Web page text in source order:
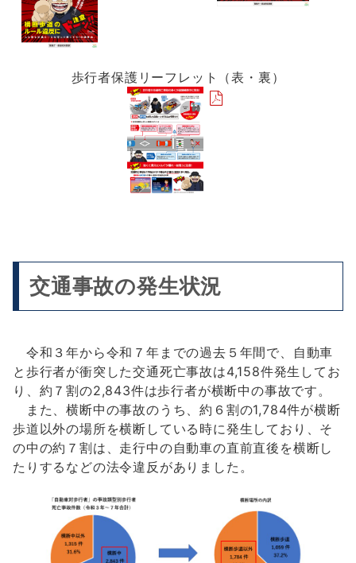
歩行者保護リーフレット（表・裏）
交通事故の発生状況
令和３年から令和７年までの過去５年間で、自動車
と歩行者が衝突した交通死亡事故は4,158件発生してお
り、約７割の2,843件は歩行者が横断中の事故です。
また、横断中の事故のうち、約６割の1,784件が横断
歩道以外の場所を横断している時に発生しており、そ
の中の約７割は、走行中の自動車の直前直後を横断し
たりするなどの法令違反がありました。